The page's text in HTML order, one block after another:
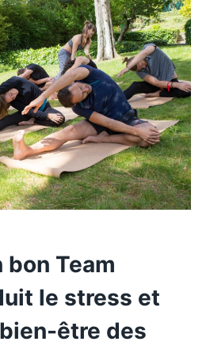
bon Team
le stress et
être des